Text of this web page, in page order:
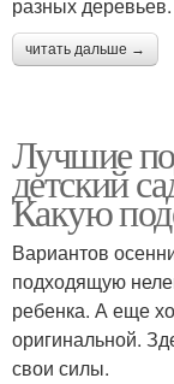
разных деревьев.
читать дальше →
Лучшие
детский
Какую
Вариантов
подходящую
ребенка. А еще
оригинальной.
свои силы.